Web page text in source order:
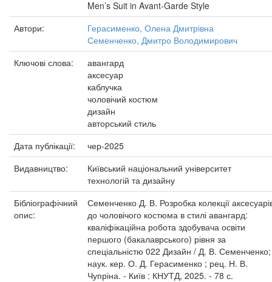
Men’s Suit in Avant-Garde Style
Автори:
Герасименко, Олена Дмитрівна
Семенченко, Дмитро Володимирович
Ключові слова:
авангард
аксесуар
каблучка
чоловічий костюм
дизайн
авторський стиль
Дата публікації:
чер-2025
Видавництво:
Київський національний університет
технологій та дизайну
Бібліографічний
опис:
Семенченко Д. В. Розробка колекції
до чоловічого костюма в стилі авангард:
кваліфікаційна робота здобувача освіти
першого (бакалаврського) рівня за
спеціальністю 022 Дизайн / Д. В. Семенченко;
наук. кер. О. Д. Герасименко ; рец. Н. В.
Чупріна. - Київ : КНУТД, 2025. - 78 с.